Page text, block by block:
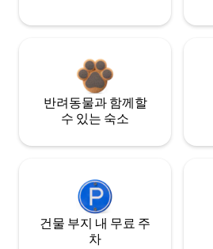
반려동물과 함께할
수 있는 숙소
건물 부지 내 무료 주
차